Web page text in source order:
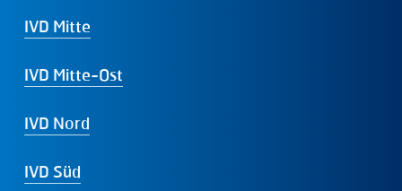
IVD Mitte
IVD Mitte-Ost
IVD Nord
IVD Süd